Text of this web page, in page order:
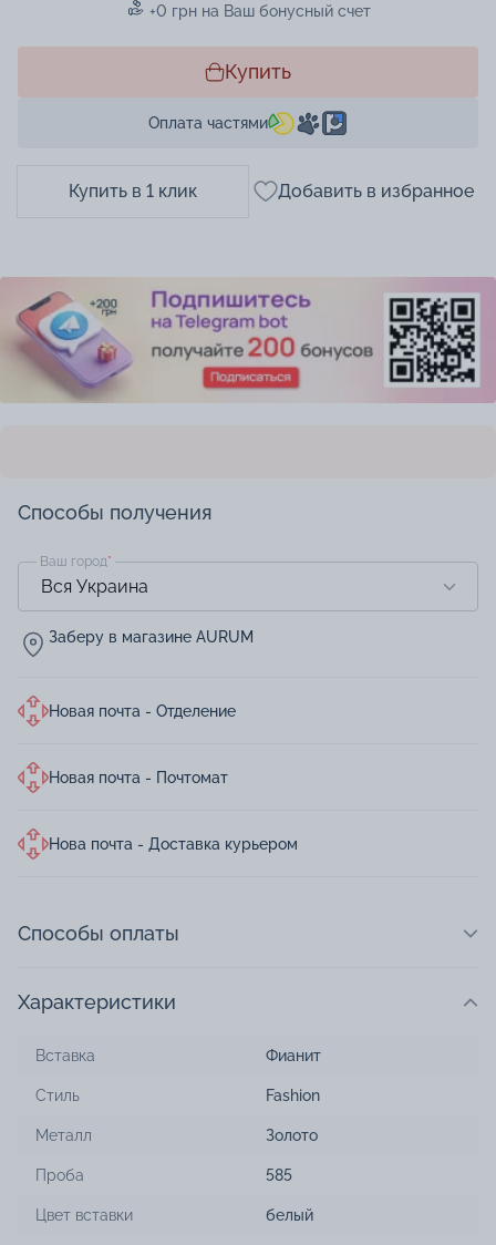
+0 грн на Ваш бонусный счет
Купить
Оплата частями
Купить в 1 клик Добавить в избранное
Способы получения
Ваш город*
Заберу в магазине AURUM
Новая почта - Отделение
Новая почта - Почтомат
Нова почта - Доставка курьером
Способы оплаты
Характеристики
Вставка Фианит
Стиль Fashion
Металл Золото
Проба 585
Цвет вставки белый